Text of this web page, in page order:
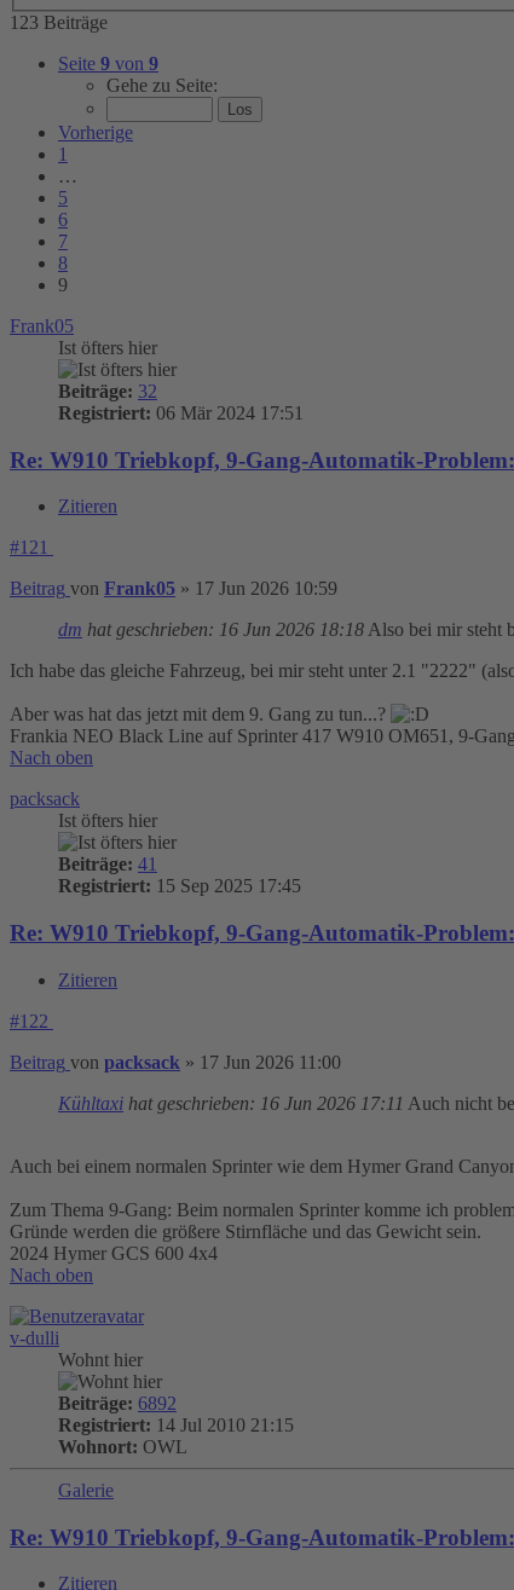
123 Beiträge
Seite 9 von 9
Gehe zu Seite:
Vorherige
1
…
5
6
7
8
9
Frank05
Ist öfters hier
Beiträge: 32
Registriert: 06 Mär 2024 17:51
Re: W910 Triebkopf, 9-Gang-Automatik-
Zitieren
#121
Beitrag von Frank05 » 17 Jun 2026 10:59
dm hat geschrieben: 16 Jun 2026 18:18Also bei mir steht
Ich habe das gleiche Fahrzeug, bei mir steht unter 2.1 "2222"
Aber was hat das jetzt mit dem 9. Gang zu tun...?
Frankia NEO Black Line auf Sprinter 417 W910 OM651, 9-
Nach oben
packsack
Ist öfters hier
Beiträge: 41
Registriert: 15 Sep 2025 17:45
Re: W910 Triebkopf, 9-Gang-Automatik-
Zitieren
#122
Beitrag von packsack » 17 Jun 2026 11:00
Kühltaxi hat geschrieben: 16 Jun 2026 17:11 Auch nicht
Auch bei einem normalen Sprinter wie dem Hymer Grand
Zum Thema 9-Gang: Beim normalen Sprinter komme ich
Gründe werden die größere Stirnfläche und das Gewicht sein.
2024 Hymer GCS 600 4x4
Nach oben
v-dulli
Wohnt hier
Beiträge: 6892
Registriert: 14 Jul 2010 21:15
Wohnort: OWL
Galerie
Re: W910 Triebkopf, 9-Gang-Automatik-
Zitieren